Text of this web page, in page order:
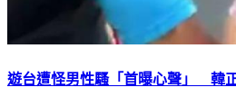
遊台遭怪男性騷「首曝心聲」 韓